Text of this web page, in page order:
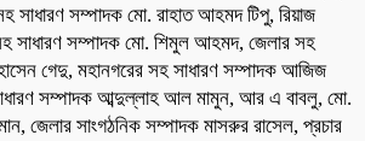
সাধারণ সম্পাদক মো. রাহাত আহমদ টিপু, রিয়াজ
সম্পাদক মো. শিমুল আহমদ, জেলার সহ
গেদু, মহানগরের সহ সাধারণ সম্পাদক আজিজ
সম্পাদক আব্দুল্লাহ আল মামুন, আর এ বাবলু, মো.
জেলার সাংগঠনিক সম্পাদক মাসরুর রাসেল, প্রচার